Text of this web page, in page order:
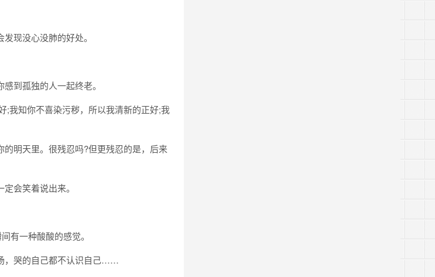
现没心没肺的好处。
到孤独的人一起终老。
;我知你不喜染污秽，所以我清新的正好;我
明天里。很残忍吗?但更残忍的是，后来
会笑着说出来。
有一种酸酸的感觉。
，哭的自己都不认识自己……